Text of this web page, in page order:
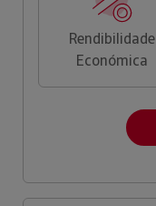
Rendibilidade
Económica